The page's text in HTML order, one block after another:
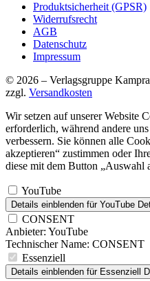
Produktsicherheit (GPSR)
Widerrufsrecht
AGB
Datenschutz
Impressum
© 2026 – Verlagsgruppe
zzgl. Versandkosten
Wir setzen auf unserer Website
erforderlich, während andere
verbessern. Sie können alle
akzeptieren“ zustimmen oder
diese mit dem Button „Auswahl
YouTube
Details einblenden für YouTube
CONSENT
Anbieter: YouTube
Technischer Name: CONSENT
Essenziell
Details einblenden für Essenziell